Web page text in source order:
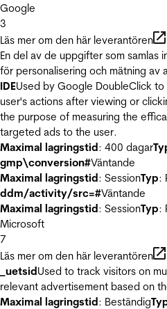
Google
3
Läs mer om den här leverantören
En del av de uppgifter som samlas
för personalisering och mätning av
IDEUsed by Google DoubleClick
user's actions after viewing or
the purpose of measuring the
targeted ads to the user.
Maximal lagringstid: 400 dagar
gmp\conversion#Väntande
Maximal lagringstid: SessionTyp:
ddm/activity/src=#Väntande
Maximal lagringstid: SessionTyp:
Microsoft
7
Läs mer om den här leverantören
_uetsidUsed to track visitors on
relevant advertisement based on
Maximal lagringstid: Beständig